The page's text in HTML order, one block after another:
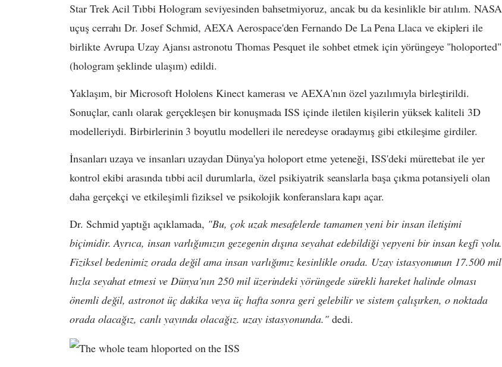
Star Trek Acil Tıbbi Hologram seviyesinden bahsetmiyoruz, ancak bu da kesinlikle bir atılım. NASA
uçuş cerrahı Dr. Josef Schmid, AEXA Aerospace'den Fernando De La Pena Llaca ve ekipleri ile
birlikte Avrupa Uzay Ajansı astronotu Thomas Pesquet ile sohbet etmek için yörüngeye "holoported"
(hologram şeklinde ulaşım) edildi.
Yaklaşım, bir Microsoft Hololens Kinect kamerası ve AEXA'nın özel yazılımıyla birleştirildi.
Sonuçlar, canlı olarak gerçekleşen bir konuşmada ISS içinde iletilen kişilerin yüksek kaliteli 3D
modelleriydi. Birbirlerinin 3 boyutlu modelleri ile neredeyse oradaymış gibi etkileşime girdiler.
İnsanları uzaya ve insanları uzaydan Dünya'ya holoport etme yeteneği, ISS'deki mürettebat ile yer
kontrol ekibi arasında tıbbi acil durumlarla, özel psikiyatrik seanslarla başa çıkma potansiyeli olan
daha gerçekçi ve etkileşimli fiziksel ve psikolojik konferanslara kapı açar.
Dr. Schmid yaptığı açıklamada, "Bu, çok uzak mesafelerde tamamen yeni bir insan iletişimi
biçimidir. Ayrıca, insan varlığımızın gezegenin dışına seyahat edebildiği yepyeni bir insan keşfi yolu.
Fiziksel bedenimiz orada değil ama insan varlığımız kesinlikle orada. Uzay istasyonunun 17.500 mil
hızla seyahat etmesi ve Dünya'nın 250 mil üzerindeki yörüngede sürekli hareket halinde olması
önemli değil, astronot üç dakika veya üç hafta sonra geri gelebilir ve sistem çalışırken, o noktada
orada olacağız, canlı yayında olacağız. uzay istasyonunda."dedi.